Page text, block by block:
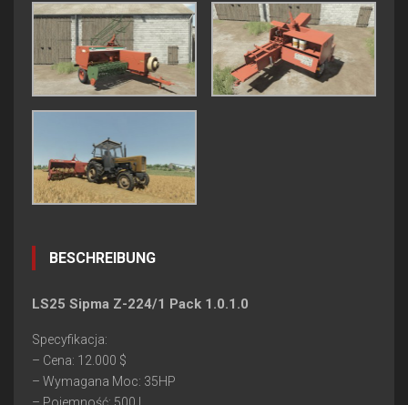
BESCHREIBUNG
LS25 Sipma Z-224/1 Pack 1.0.1.0
Specyfikacja:
– Cena: 12.000 $
– Wymagana Moc: 35HP